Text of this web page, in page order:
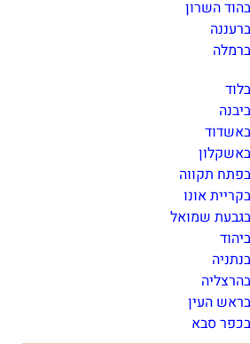
השרון
תקווה
אונו
שמואל
העין
סבא